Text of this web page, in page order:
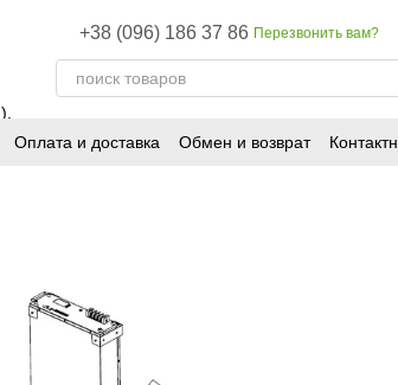
+38 (096) 186 37 86 Перезвонить вам?
Оплата и доставка Обмен и возврат